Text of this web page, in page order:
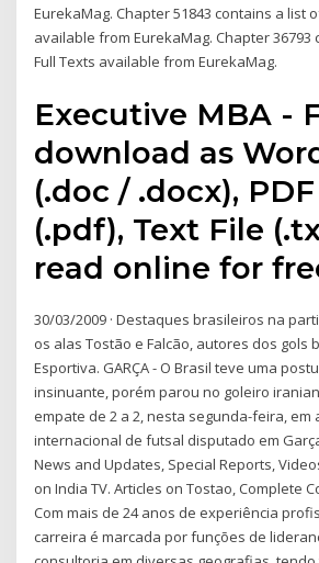
EurekaMag. Chapter 51843 contains a list
available from EurekaMag. Chapter 36793
Full Texts available from EurekaMag.
Executive MBA -
download as
(.doc / .docx),
(.pdf), Text File
read online for
30/03/2009 · Destaques brasileiros na
os alas Tostão e Falcão, autores dos gols
Esportiva. GARÇA - O Brasil teve uma
insinuante, porém parou no goleiro
empate de 2 a 2, nesta segunda-feira, em
internacional de futsal disputado em
News and Updates, Special Reports,
on India TV. Articles on Tostao, Complete
Com mais de 24 anos de experiência
carreira é marcada por funções de